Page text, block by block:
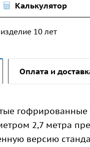
Калькулятор
10 лет
Оплата и
гофрированные
2,7 метра
версию